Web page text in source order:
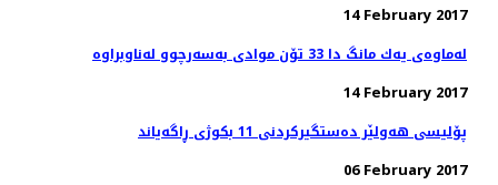
14 February 2017
14 February 2017
پۆلیسی هەولێر دەستگیركردنی 11 بكوژی ڕاگەیاند
06 February 2017